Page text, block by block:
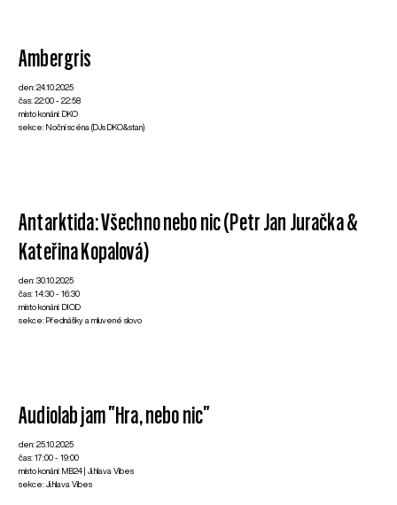
Ambergris
den: 24.10.2025
čas: 22:00 - 22:58
místo konání: DKO
sekce: Noční scéna (DJs DKO&stan)
Antarktida: Všechno nebo nic (Petr Jan Juračka &
Kateřina Kopalová)
den: 30.10.2025
čas: 14:30 - 16:30
místo konání: DIOD
sekce: Přednášky a mluvené slovo
Audiolab jam "Hra, nebo nic"
den: 25.10.2025
čas: 17:00 - 19:00
místo konání: MB24 | Ji.hlava Vibes
sekce: Ji.hlava Vibes